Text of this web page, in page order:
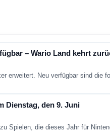
– Wario Land kehrt
erweitert. Neu verfügbar sind die
Dienstag, den 9. Juni
Spielen, die dieses Jahr für